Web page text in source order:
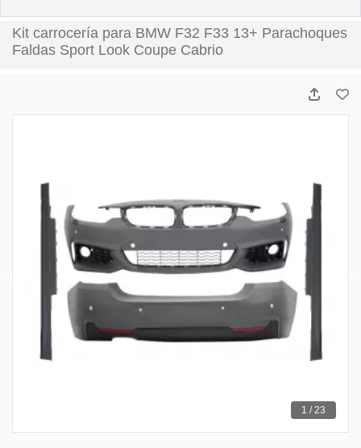
Kit carrocería para BMW F32 F33 13+ Parachoques
Faldas Sport Look Coupe Cabrio
1 / 23